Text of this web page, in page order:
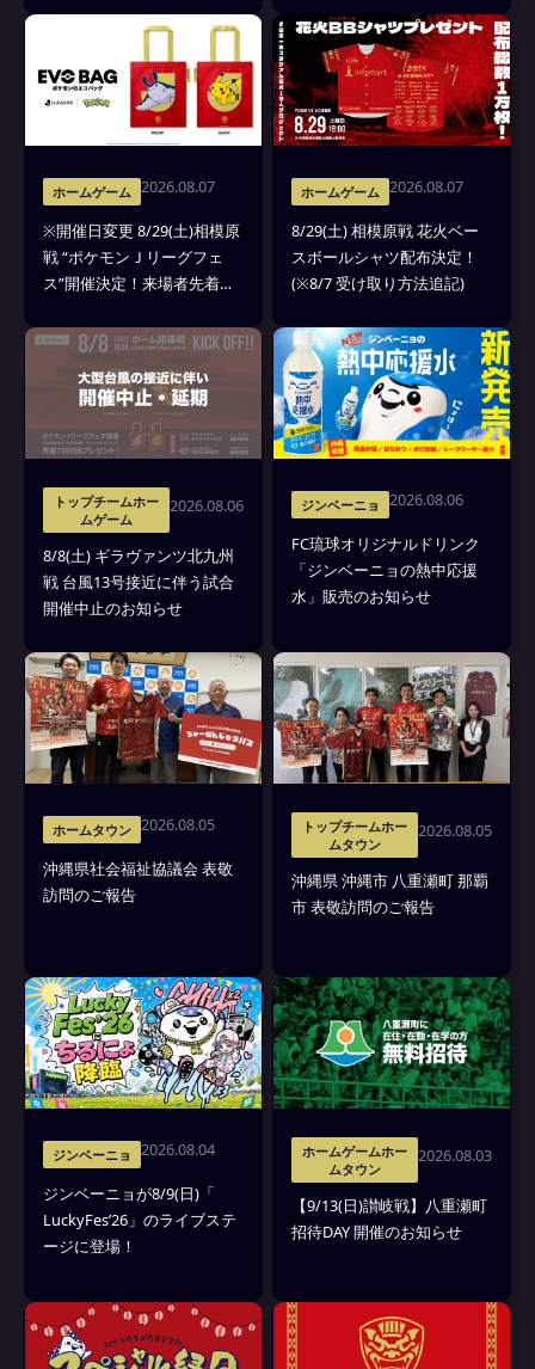
ホームゲーム 2026.08.07
※開催日変更 8/29(土)相模原
戦 “ポケモンＪリーグフェ
ス”開催決定！来場者先着
ンのエコバッグ)をプレゼン
ホームゲーム 2026.08.07
8/29(土) 相模原戦 花火ベー
スボールシャツ配布決定！
(※8/7 受け取り方法追記)
トップチームホー
ムゲーム
2026.08.06
8/8(土) ギラヴァンツ北九州
戦 台風13号接近に伴う試合
開催中止のお知らせ
ジンベーニョ 2026.08.06
FC琉球オリジナルドリンク
「ジンベーニョの熱中応援
水」販売のお知らせ
ホームタウン 2026.08.05
沖縄県社会福祉協議会 表敬
訪問のご報告
トップチームホー
ムタウン
2026.08.05
沖縄県 沖縄市 八重瀬町 那覇
市 表敬訪問のご報告
ジンベーニョ 2026.08.04
ジンベーニョが8/9(日)「
LuckyFes’26」のライブステ
ージに登場！
ホームゲームホー
ムタウン
2026.08.03
【9/13(日)讃岐戦】八重瀬町
招待DAY 開催のお知らせ